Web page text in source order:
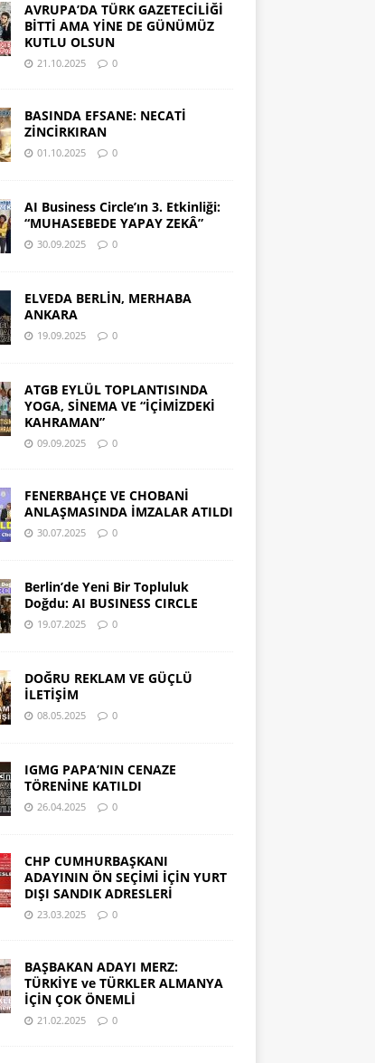
AVRUPA’DA TÜRK GAZETECİLİĞİ
BİTTİ AMA YİNE DE GÜNÜMÜZ
KUTLU OLSUN
21.10.2025 0
BASINDA EFSANE: NECATİ
ZİNCİRKIRAN
01.10.2025 0
AI Business Circle’ın 3. Etkinliği:
“MUHASEBEDE YAPAY ZEKÂ”
30.09.2025 0
ELVEDA BERLİN, MERHABA
ANKARA
19.09.2025 0
ATGB EYLÜL TOPLANTISINDA
YOGA, SİNEMA VE “İÇİMİZDEKİ
KAHRAMAN”
09.09.2025 0
FENERBAHÇE VE CHOBANİ
ANLAŞMASINDA İMZALAR ATILDI
30.07.2025 0
Berlin’de Yeni Bir Topluluk
Doğdu: AI BUSINESS CIRCLE
19.07.2025 0
DOĞRU REKLAM VE GÜÇLÜ
İLETİŞİM
08.05.2025 0
IGMG PAPA’NIN CENAZE
TÖRENİNE KATILDI
26.04.2025 0
CHP CUMHURBAŞKANI
ADAYININ ÖN SEÇİMİ İÇİN YURT
DIŞI SANDIK ADRESLERİ
23.03.2025 0
BAŞBAKAN ADAYI MERZ:
TÜRKİYE ve TÜRKLER ALMANYA
İÇİN ÇOK ÖNEMLİ
21.02.2025 0